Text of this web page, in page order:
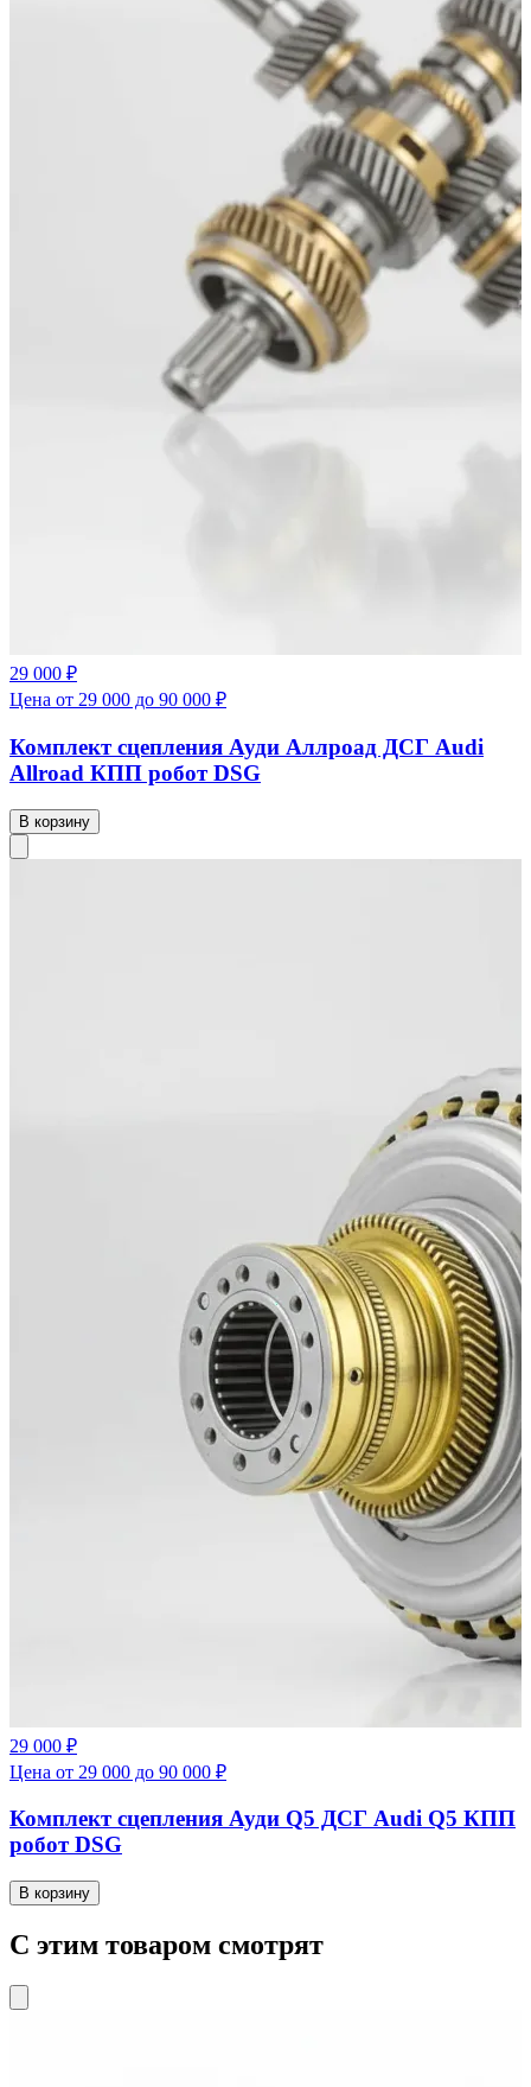
29 000 ₽
Цена от 29 000 до 90 000 ₽
Комплект сцепления Ауди Аллроад ДСГ Audi
Allroad КПП робот DSG
В корзину
29 000 ₽
Цена от 29 000 до 90 000 ₽
Комплект сцепления Ауди Q5 ДСГ Audi Q5 КПП
робот DSG
В корзину
С этим товаром смотрят